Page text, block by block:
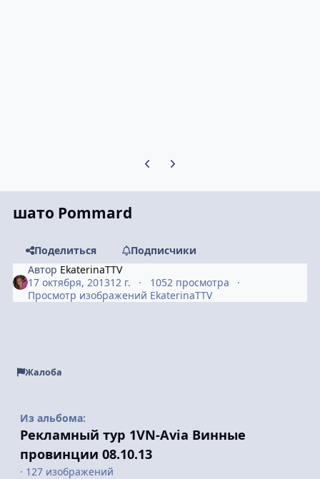
Предыдущий слайд карусели
Следующий слайд карусели
шато Pommard
Поделиться
Подписчики
Автор EkaterinaTTV
17 октября, 201312 г.
1052 просмотра
Просмотр изображений EkaterinaTTV
Жалоба
Из альбома:
Рекламный тур 1VN-Avia Винные
провинции 08.10.13
· 127 изображений